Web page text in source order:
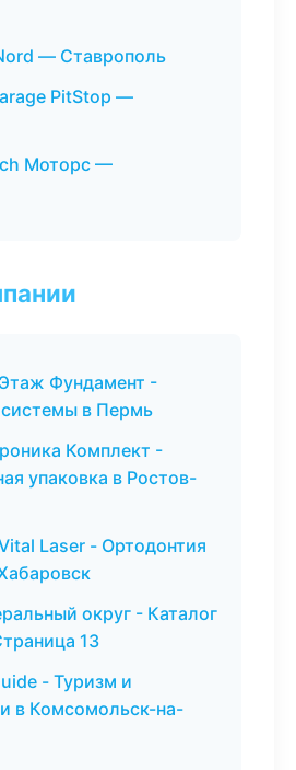
— Ставрополь
PitStop —
Моторс —
Фундамент -
в Пермь
Комплект -
упаковка в Ростов-
Laser - Ортодонтия
округ - Каталог
13
- Туризм и
в Комсомольск-на-